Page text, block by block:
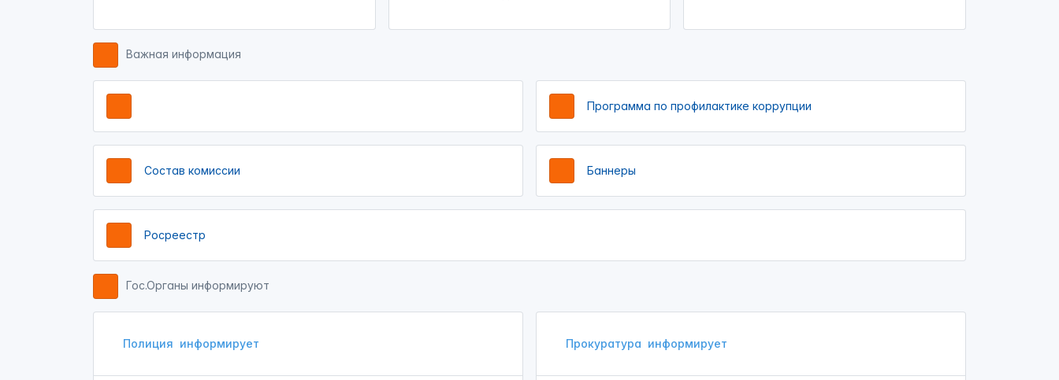
Важная информация
Программа по профилактике коррупции
Состав комиссии Баннеры
Росреестр
Гос.Органы информируют
Полиция информирует Прокуратура информирует